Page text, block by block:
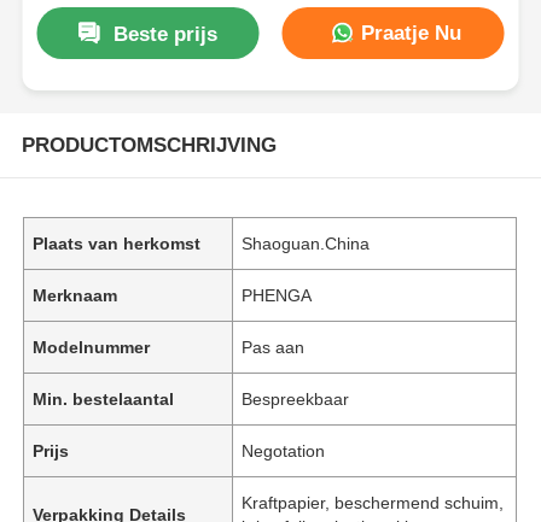
Beste prijs Praatje Nu
PRODUCTOMSCHRIJVING
Plaats van herkomst Shaoguan.China
Merknaam PHENGA
Modelnummer Pas aan
Min. bestelaantal Bespreekbaar
Prijs Negotation
Verpakking Details
Kraftpapier, beschermend schuim,